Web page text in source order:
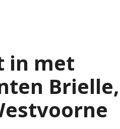
in met
Brielle,